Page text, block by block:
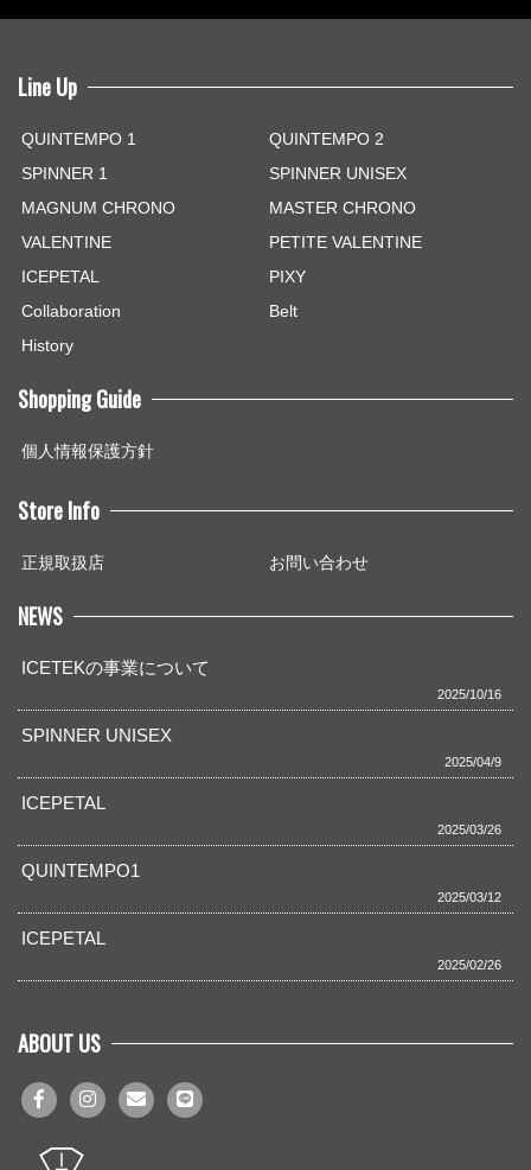
Line Up
QUINTEMPO 1
QUINTEMPO 2
SPINNER 1
SPINNER UNISEX
MAGNUM CHRONO
MASTER CHRONO
VALENTINE
PETITE VALENTINE
ICEPETAL
PIXY
Collaboration
Belt
History
Shopping Guide
個人情報保護方針
Store Info
正規取扱店 お問い合わせ
NEWS
ICETEKの事業について
2025/10/16
SPINNER UNISEX
2025/04/9
ICEPETAL
2025/03/26
QUINTEMPO1
2025/03/12
ICEPETAL
2025/02/26
ABOUT US